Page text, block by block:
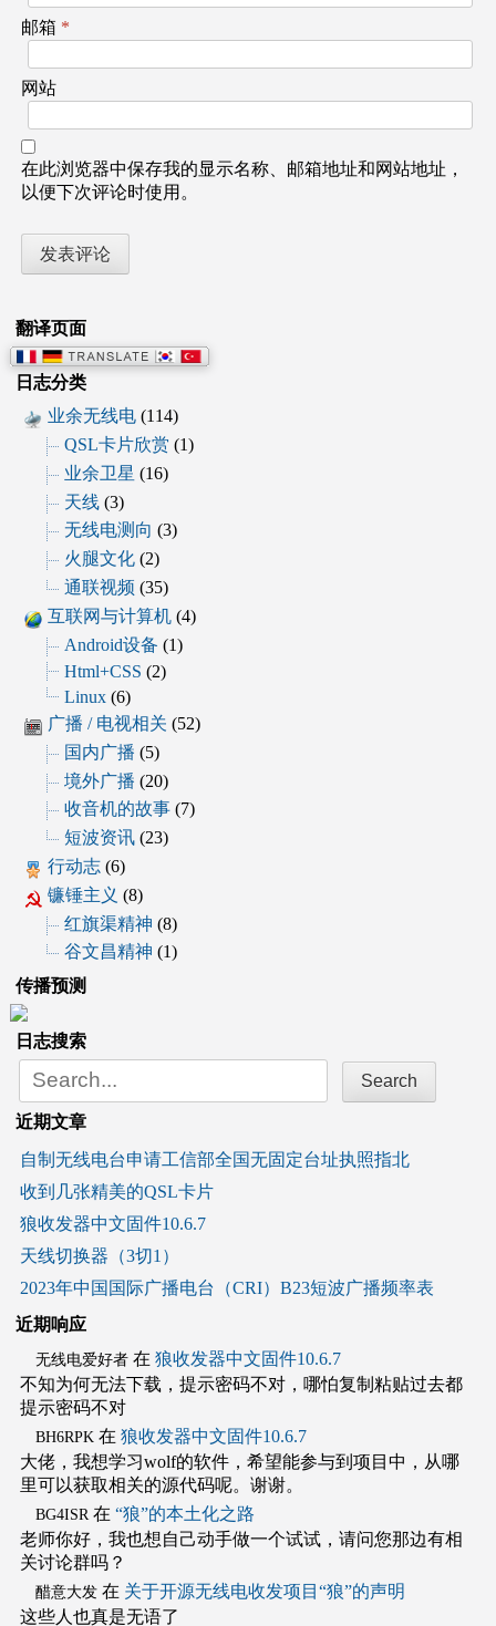
邮箱 *
网站
在此浏览器中保存我的显示名称、邮箱地址和网站地址，
以便下次评论时使用。
翻译页面
日志分类
业余无线电(114)
QSL卡片欣赏 (1)
业余卫星 (16)
天线(3)
无线电测向 (3)
火腿文化(2)
通联视频 (35)
互联网与计算机(4)
Android设备 (1)
Html+CSS (2)
Linux(6)
广播 / 电视相关 (52)
国内广播 (5)
境外广播 (20)
收音机的故事(7)
短波资讯(23)
行动志(6)
镰锤主义 (8)
红旗渠精神 (8)
谷文昌精神 (1)
传播预测
日志搜索
Search
近期文章
自制无线电台申请工信部全国无固定台址执照指北
收到几张精美的QSL卡片
狼收发器中文固件10.6.7
天线切换器（3切1）
2023年中国国际广播电台（CRI）B23短波广播频率表
近期响应
无线电爱好者在 狼收发器中文固件10.6.7
不知为何无法下载，提示密码不对，哪怕复制粘贴过去都
提示密码不对
BH6RPK 在 狼收发器中文固件10.6.7
大佬，我想学习wolf的软件，希望能参与到项目中，从哪
里可以获取相关的源代码呢。谢谢。
BG4ISR 在 “狼”的本土化之路
老师你好，我也想自己动手做一个试试，请问您那边有相
关讨论群吗？
醋意大发在 关于开源无线电收发项目“狼”的声明
这些人也真是无语了